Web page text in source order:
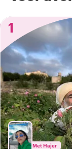
1
Met Hajer